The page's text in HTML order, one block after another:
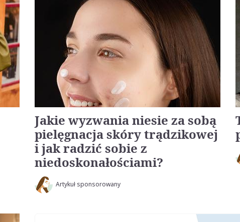
Jakie wyzwania niesie za sobą
pielęgnacja skóry trądzikowej
i jak radzić sobie z
niedoskonałościami?
Artykuł sponsorowany